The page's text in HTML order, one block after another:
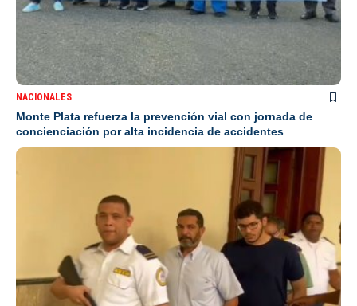
NACIONALES
Monte Plata refuerza la prevención vial con jornada de
concienciación por alta incidencia de accidentes